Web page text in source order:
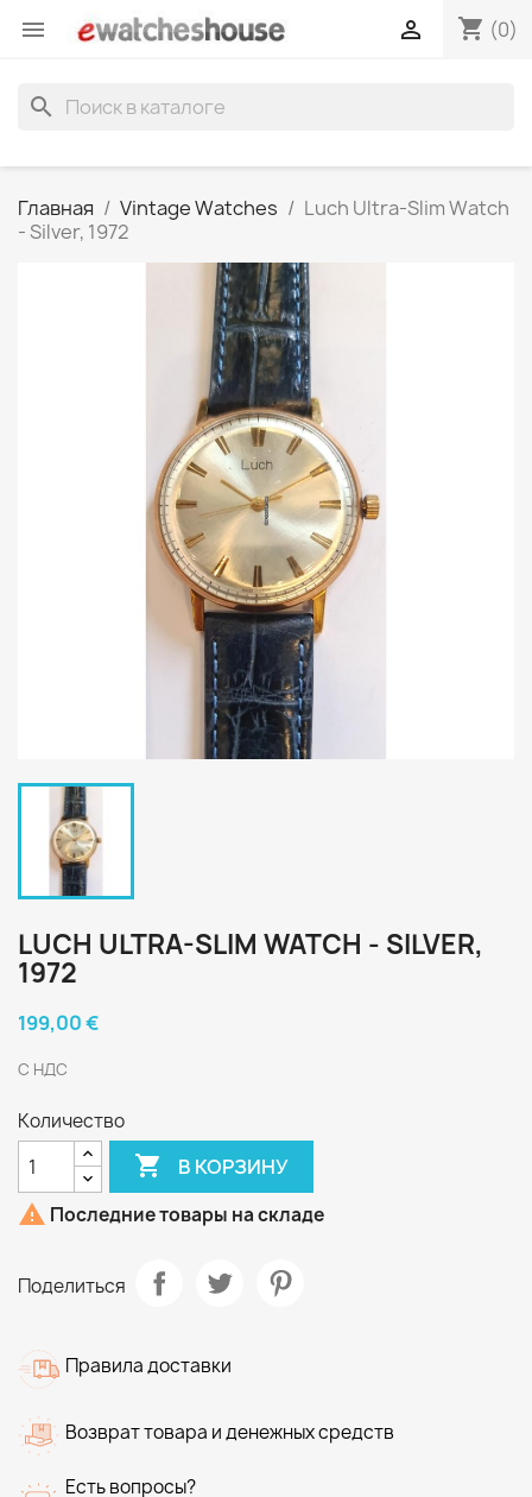
 shopping_cart (0)

search
Главная Vintage Watches
Luch Ultra-Slim Watch
- Silver, 1972
LUCH ULTRA-SLIM WATCH - SILVER,
1972
199,00 €
С НДС
Количество
 В КОРЗИНУ
 Последние товары на складе
Поделиться
Правила доставки
Возврат товара и денежных средств
Есть вопросы?